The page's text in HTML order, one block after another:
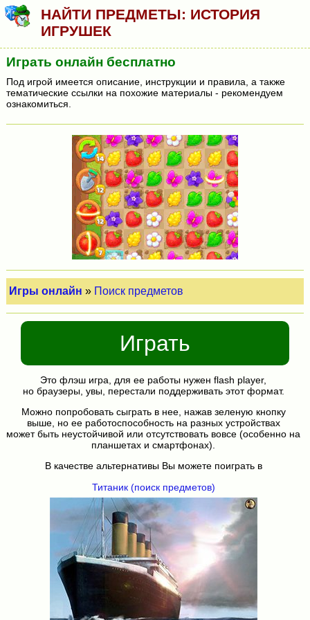
НАЙТИ ПРЕДМЕТЫ: ИСТОРИЯ
ИГРУШЕК
Играть онлайн бесплатно
Под игрой имеется описание, инструкции и правила, а также
тематические ссылки на похожие материалы - рекомендуем
ознакомиться.
Игры онлайн » Поиск предметов
Играть
Это флэш игра, для ее работы нужен flash player,
но браузеры, увы, перестали поддерживать этот формат.
Можно попробовать сыграть в нее, нажав зеленую кнопку
выше, но ее работоспособность на разных устройствах
может быть неустойчивой или отсутствовать вовсе (особенно на
планшетах и смартфонах).
В качестве альтернативы Вы можете поиграть в
Титаник (поиск предметов)